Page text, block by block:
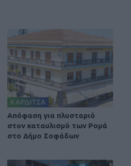
ΚΑΡΔΙΤΣΑ
Απόφαση για πλυσταριό
στον καταυλισμό των Ρομά
στο Δήμο Σοφάδων